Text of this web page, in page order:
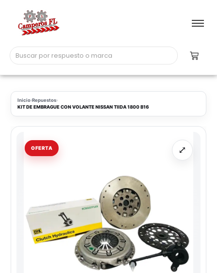
Inicio›Repuestos›
KIT DE EMBRAGUE CON VOLANTE NISSAN TIIDA 1800 B16
OFERTA ⤢